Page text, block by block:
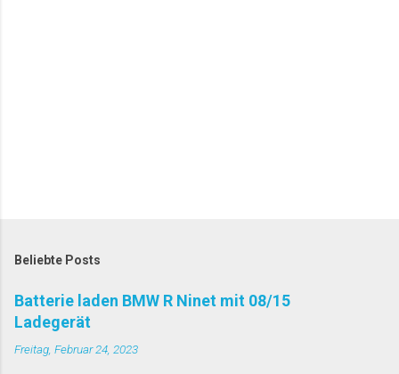
Beliebte Posts
Batterie laden BMW R Ninet mit 08/15
Ladegerät
Freitag, Februar 24, 2023